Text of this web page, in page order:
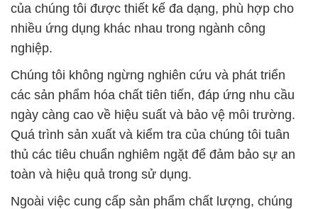
của chúng tôi được thiết kế đa dạng, phù hợp cho
nhiều ứng dụng khác nhau trong ngành công
nghiệp.
Chúng tôi không ngừng nghiên cứu và phát triển
các sản phẩm hóa chất tiên tiến, đáp ứng nhu cầu
ngày càng cao về hiệu suất và bảo vệ môi trường.
Quá trình sản xuất và kiểm tra của chúng tôi tuân
thủ các tiêu chuẩn nghiêm ngặt để đảm bảo sự an
toàn và hiệu quả trong sử dụng.
Ngoài việc cung cấp sản phẩm chất lượng, chúng